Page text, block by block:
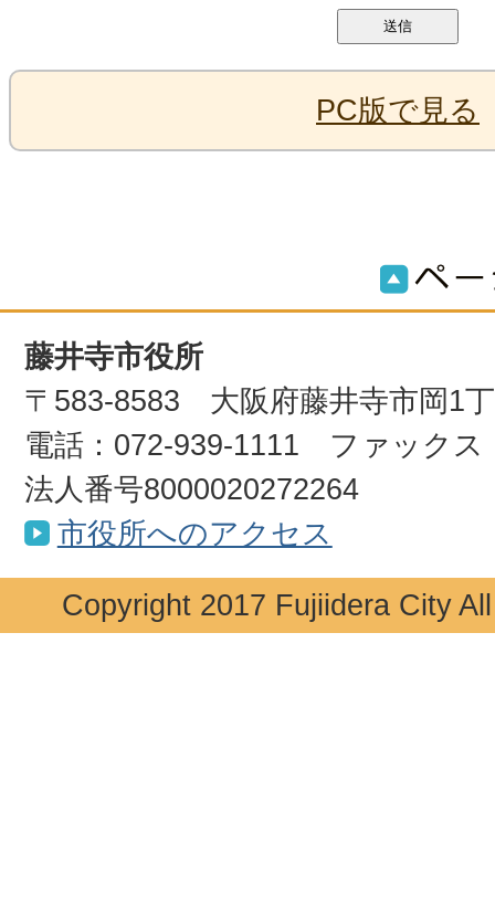
PC版で見る
藤井寺市役所
〒583-8583 大阪府藤井寺市岡1
電話：072-939-1111 ファックス
法人番号8000020272264
市役所へのアクセス
Copyright 2017 Fujiidera City